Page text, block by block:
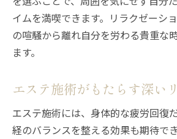
イムを満喫できます。リラクゼーシ
の喧騒から離れ自分を労わる貴重な
ます。
エステ施術がもたらす深い
エステ施術には、身体的な疲労回復
経のバランスを整える効果も期待で